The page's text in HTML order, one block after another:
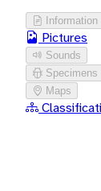
Information
Pictures
Sounds
Specimens
Maps